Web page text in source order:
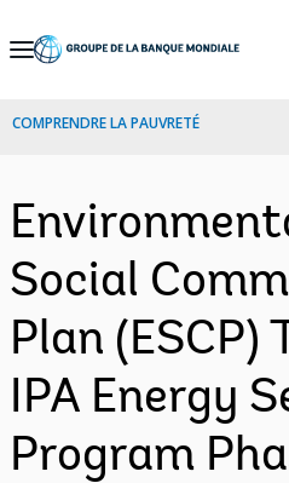
Skip
Navigation
COMPRENDRE LA PAUVRETÉ
Social
Plan (ESCP)
IPA Energy
Program